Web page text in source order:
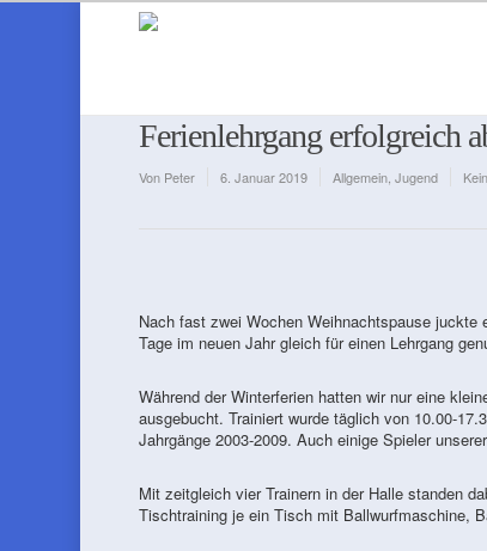
Ferienlehrgang erfolgreich
Von Peter 6. Januar 2019 Allgemein, Jugend
Nach fast zwei Wochen Weihnachtspause
Tage im neuen Jahr gleich für einen Lehrgang
Während der Winterferien hatten wir nur eine
ausgebucht. Trainiert wurde täglich von 10.00-
Jahrgänge 2003-2009. Auch einige Spieler
Mit zeitgleich vier Trainern in der Halle standen
Tischtraining je ein Tisch mit Ballwurfmaschine,